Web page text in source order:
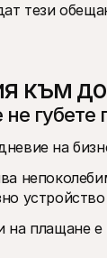
тези
към
не губете
на
на плащане